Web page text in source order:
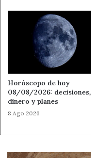
Horóscopo de hoy
08/08/2026: decisiones,
dinero y planes
8 Ago 2026